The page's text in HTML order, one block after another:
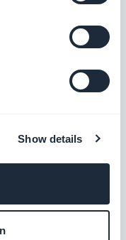
Show details
que
la
push
corrección